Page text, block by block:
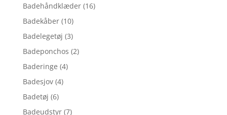
Badehåndklæder (16)
Badekåber (10)
Badelegetøj (3)
Badeponchos (2)
Baderinge (4)
Badesjov (4)
Badetøj (6)
Badeudstyr (7)